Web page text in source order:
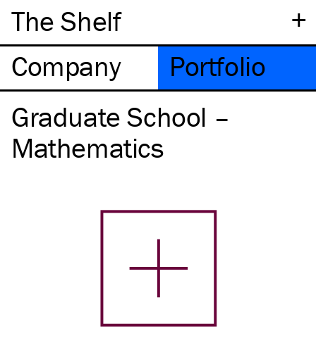
+
The Shelf
Company
Portfolio
Graduate School –
Mathematics